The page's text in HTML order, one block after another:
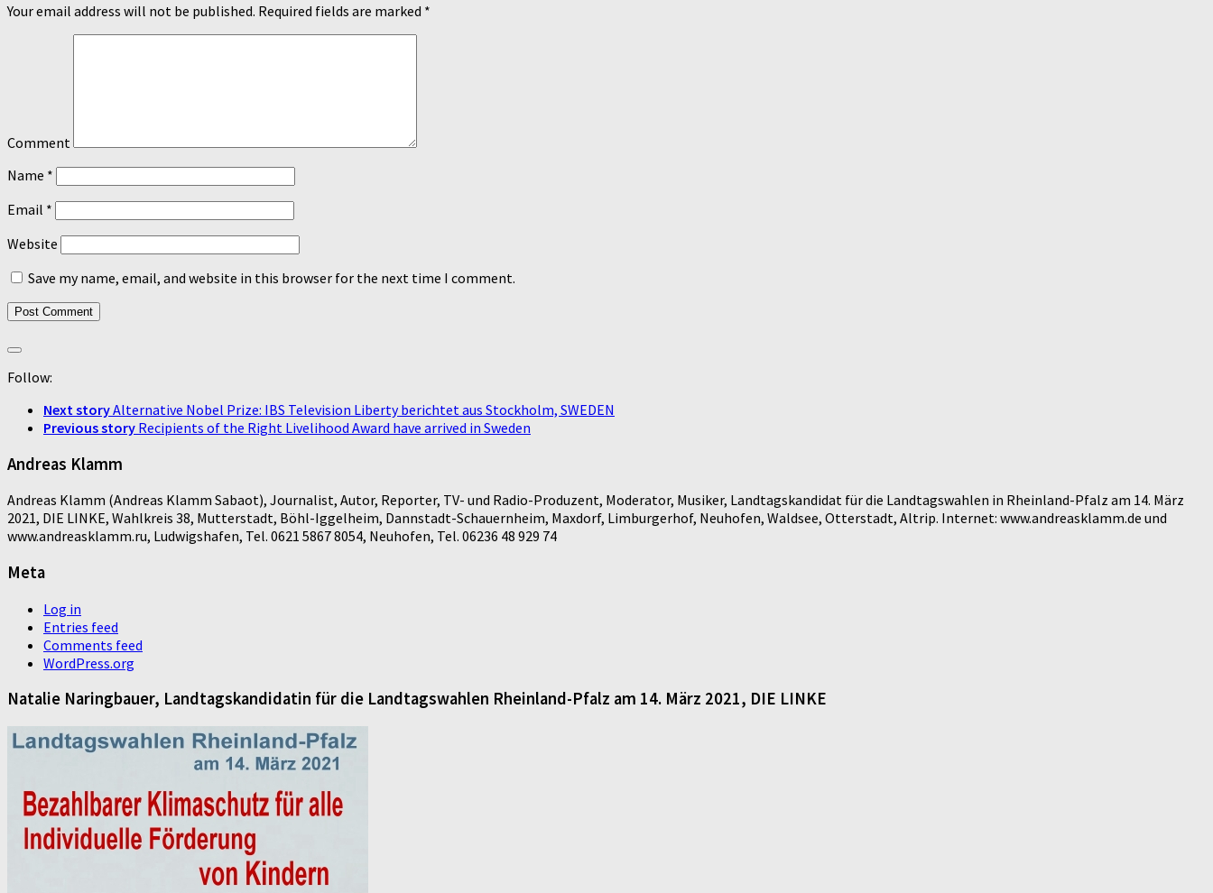
Your email address will not be published. Required fields are marked *
Comment
Name *
Email *
Website
Save my name, email, and website in this browser for the next time I comment.
Follow:
Next storyAlternative Nobel Prize: IBS Television Liberty berichtet aus Stockholm, SWEDEN
Previous story Recipients of the Right Livelihood Award have arrived in Sweden
Andreas Klamm
Andreas Klamm (Andreas Klamm Sabaot), Journalist, Autor, Reporter, TV- und Radio-Produzent, Moderator, Musiker, Landtagskandidat für die Landtagswahlen in Rheinland-Pfalz am 14. März
2021, DIE LINKE, Wahlkreis 38, Mutterstadt, Böhl-Iggelheim, Dannstadt-Schauernheim, Maxdorf, Limburgerhof, Neuhofen, Waldsee, Otterstadt, Altrip. Internet: www.andreasklamm.de und
www.andreasklamm.ru, Ludwigshafen, Tel. 0621 5867 8054, Neuhofen, Tel. 06236 48 929 74
Meta
Log in
Entries feed
Comments feed
WordPress.org
Natalie Naringbauer, Landtagskandidatin für die Landtagswahlen Rheinland-Pfalz am 14. März 2021, DIE LINKE